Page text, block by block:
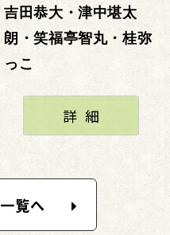
吉田恭大・津中堪太
朗・笑福亭智丸・桂弥
っこ
詳細
覧へ